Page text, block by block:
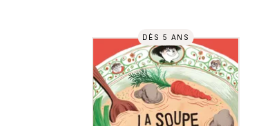
DÈS 5 ANS